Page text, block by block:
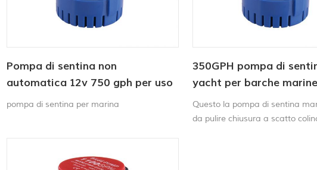
Pompa di sentina non
automatica 12v 750 gph per uso
nautico
pompa di sentina per marina
350GPH pompa di
yacht per barche
azionate a corrente
Questo la pompa di sentina
da pulire chiusura a scatto